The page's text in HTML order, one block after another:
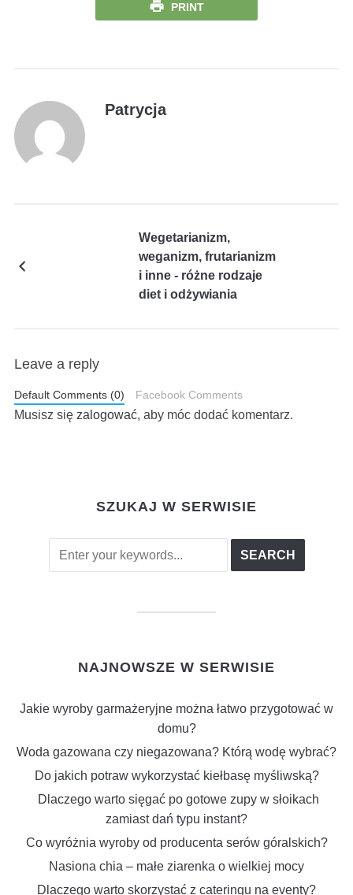
PRINT
Patrycja
Wegetarianizm,
weganizm, frutarianizm
i inne - różne rodzaje
diet i odżywiania
Leave a reply
Default Comments (0) Facebook Comments
Musisz się zalogować, aby móc dodać komentarz.
SZUKAJ W SERWISIE
NAJNOWSZE W SERWISIE
Jakie wyroby garmażeryjne można łatwo przygotować w
domu?
Woda gazowana czy niegazowana? Którą wodę wybrać?
Do jakich potraw wykorzystać kiełbasę myśliwską?
Dlaczego warto sięgać po gotowe zupy w słoikach
zamiast dań typu instant?
Co wyróżnia wyroby od producenta serów góralskich?
Nasiona chia – małe ziarenka o wielkiej mocy
Dlaczego warto skorzystać z cateringu na eventy?